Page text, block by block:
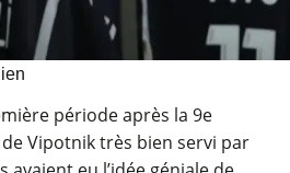
période après la 9e
Vipotnik très bien servi par